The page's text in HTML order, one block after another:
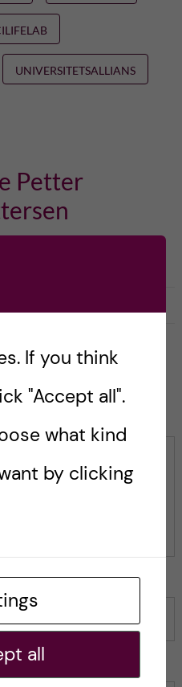
UNIVERSITETSALLIANS
Petter
If you think
"Accept all".
what kind
by clicking
all